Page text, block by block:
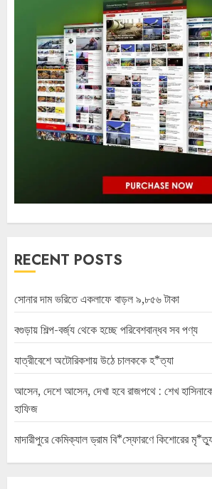
RECENT POSTS
সোনার দাম ভরিতে একলাফে বাড়ল ৯,৮৫৬ টাকা
বগুড়ায় শিল্প-বর্জ্য থেকে হচ্ছে পরিবেশবান্ধব সব পণ্য
যাত্রীবেশে অটোরিকশায় উঠে চালককে হ*ত্যা
আসেন, দেশে আসেন, দেখা হবে রাজপথে : শেখ হাসিনাকে
হাফিজ
মাদারীপুরে কেমিক্যাল ড্রাম বি*স্ফোরণে কিশোরের